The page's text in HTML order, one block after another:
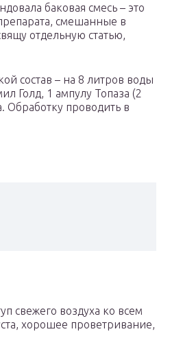
баковая смесь – это
смешанные в
отдельную статью,
состав – на 8 литров воды
Голд, 1 ампулу Топаза (2
Обработку проводить в
свежего воздуха ко всем
хорошее проветривание,